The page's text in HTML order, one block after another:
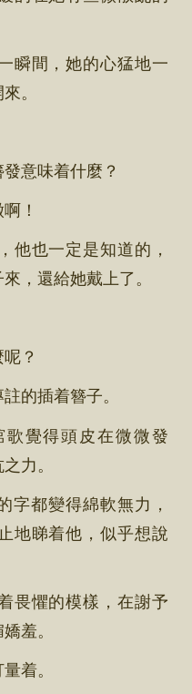
間，她的心猛地一
。
意味着什麼？
！
也一定是知道的，
，還給她戴上了。
？
的插着簪子。
覺得頭皮在微微發
力。
都變得綿軟無力，
地睇着他，似乎想說
懼的模樣，在謝予
羞。
着。